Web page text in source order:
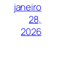
janeiro
28,
2026